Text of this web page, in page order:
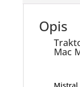
Opis
Mac
Mistral